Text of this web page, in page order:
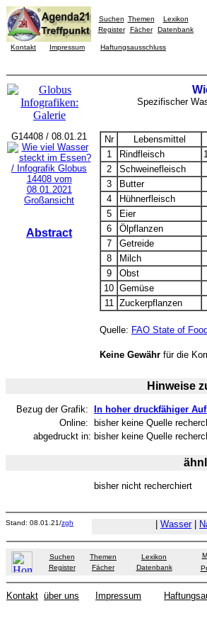
Suchen Themen
Lexikon
Register
Fächer Datenbank
Kontakt Impressum Haftungsausschluss
Spezifischer
G14408 / 08.01.21
Großansicht
Abstract
Nr Lebensmittel
1
Rindfleisch
2
Schweinefleisch
3
Butter
4
Hühnerfleisch
5
Eier
6
Ölpflanzen
7
Getreide
8
Milch
9
Obst
10 Gemüse
11 Zuckerpflanzen
Quelle: FAO State of
Keine Gewähr für die
Hinweise
Bezug der Grafik:
In hoher druckfähiger
Online:
bisher keine Quelle
abgedruckt in: bisher keine Quelle
bisher nicht recherchiert
Stand: 08.01.21/zgh Wasser|
Suchen Themen
Lexikon
Register
Fächer Datenbank
Kontakt über uns Impressum